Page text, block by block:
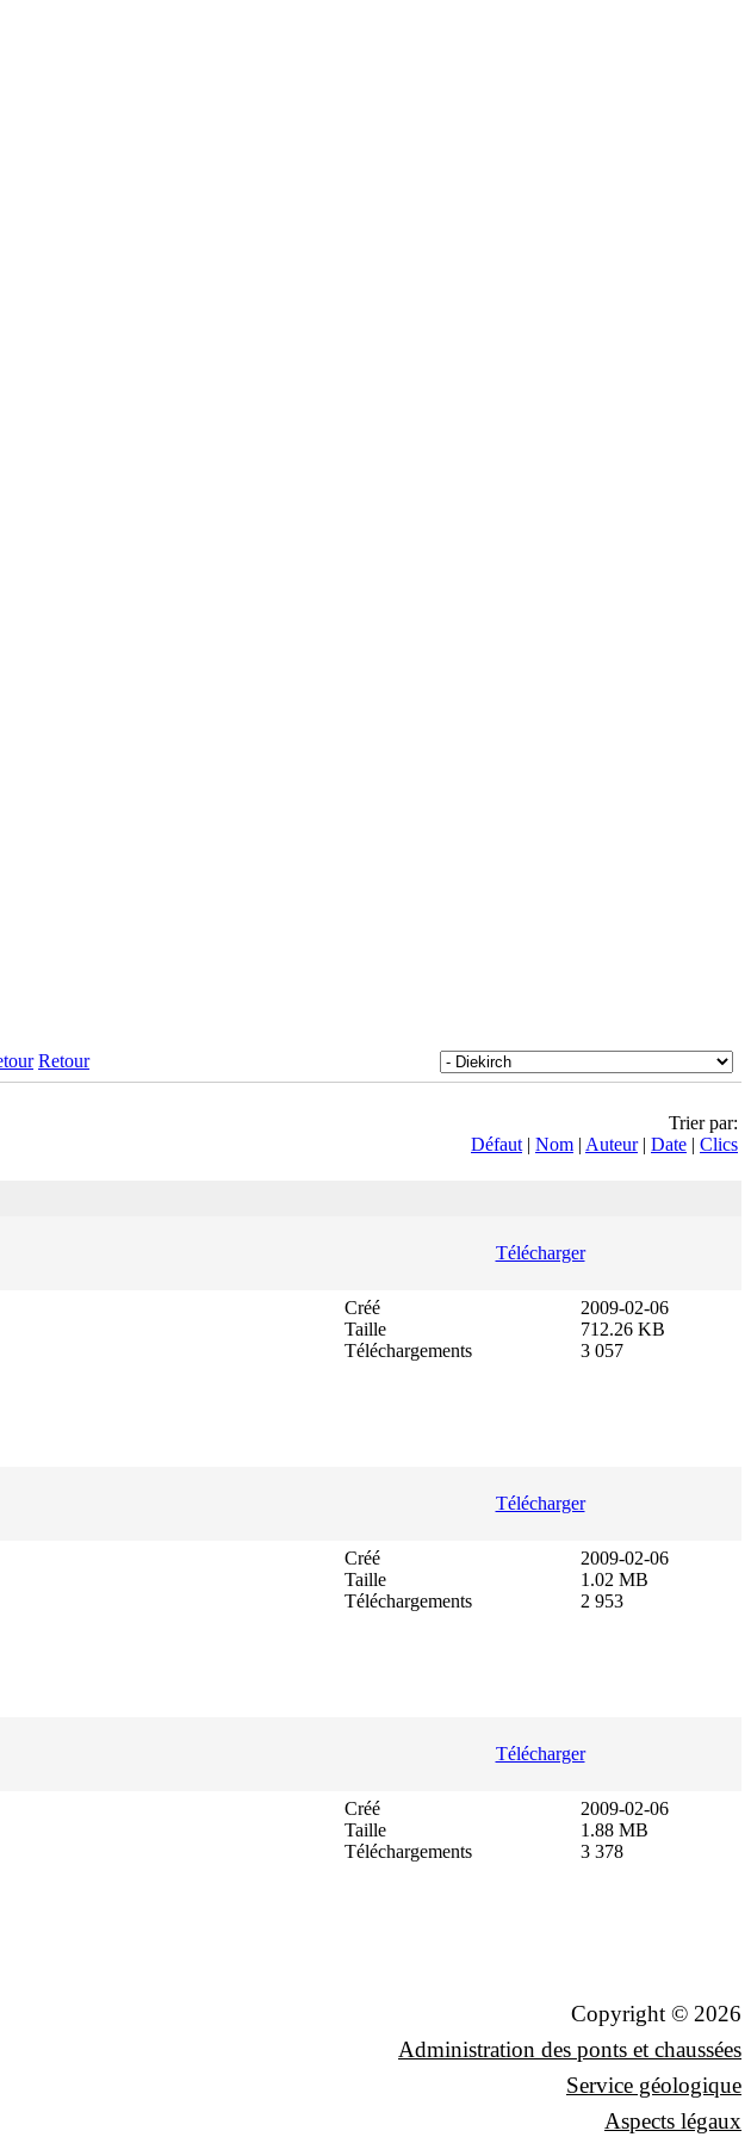
Retour
Trier par:
Défaut | Nom | Auteur| Date | Clics
Télécharger
Créé
Taille
Téléchargements
2009-02-06
712.26 KB
3 057
Télécharger
Créé
Taille
Téléchargements
2009-02-06
1.02 MB
2 953
Télécharger
Créé
Taille
Téléchargements
2009-02-06
1.88 MB
3 378
Copyright © 2026
Administration des ponts et chaussées
Service géologique
Aspects légaux